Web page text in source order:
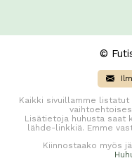
©
Kaikki sivuillamme
Lisätietoja huhusta saat
lähde-linkkiä. Emme
Kiinnostaako myös